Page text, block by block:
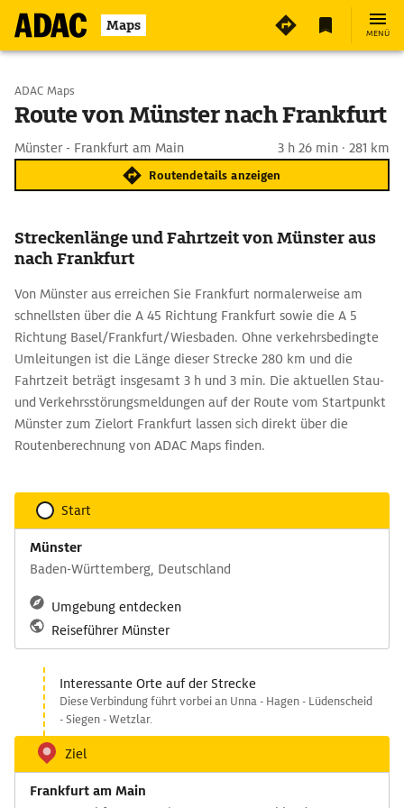
Maps MENÜ
Start wählen
ADAC Maps
Route von Münster nach Frankfurt
Münster - Frankfurt am Main 3 h 26 min · 281 km
Routendetails anzeigen
Streckenlänge und Fahrtzeit von Münster aus
nach Frankfurt
Von Münster aus erreichen Sie Frankfurt normalerweise am
schnellsten über die A 45 Richtung Frankfurt sowie die A 5
Richtung Basel/Frankfurt/Wiesbaden. Ohne verkehrsbedingte
Umleitungen ist die Länge dieser Strecke 280 km und die
Fahrtzeit beträgt insgesamt 3 h und 3 min. Die aktuellen Stau-
und Verkehrsstörungsmeldungen auf der Route vom Startpunkt
Münster zum Zielort Frankfurt lassen sich direkt über die
Routenberechnung von ADAC Maps finden.
Start
Münster
Baden-Württemberg, Deutschland
Umgebung entdecken
Reiseführer Münster
Interessante Orte auf der Strecke
Diese Verbindung führt vorbei an Unna - Hagen - Lüdenscheid
- Siegen - Wetzlar.
Ziel
Frankfurt am Main